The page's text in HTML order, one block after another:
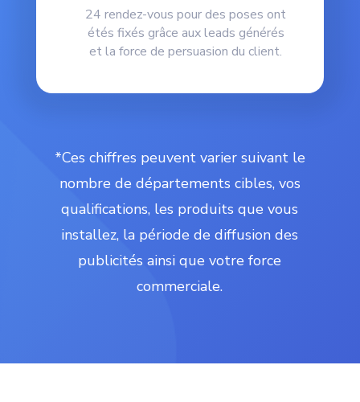
24 rendez-vous pour des poses ont
étés fixés grâce aux leads générés
et la force de persuasion du client.
*Ces chiffres peuvent varier suivant le
nombre de départements cibles, vos
qualifications, les produits que vous
installez, la période de diffusion des
publicités ainsi que votre force
commerciale.